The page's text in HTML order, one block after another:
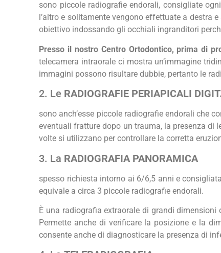
sono piccole radiografie endorali, consigliate
l’altro e solitamente vengono effettuate a destra
obiettivo indossando gli occhiali ingranditori
Presso il nostro Centro Ortodontico, prima di
telecamera intraorale ci mostra un’immagine
immagini possono risultare dubbie, pertanto le
2. Le RADIOGRAFIE PERIAPICALI
sono anch’esse piccole radiografie endorali che
eventuali fratture dopo un trauma, la presenza di
volte si utilizzano per controllare la corretta
3. La RADIOGRAFIA PANORAMICA
spesso richiesta intorno ai 6/6,5 anni e
equivale a circa 3 piccole radiografie endorali.
È una radiografia extraorale di grandi
Permette anche di verificare la posizione e la
consente anche di diagnosticare la presenza di